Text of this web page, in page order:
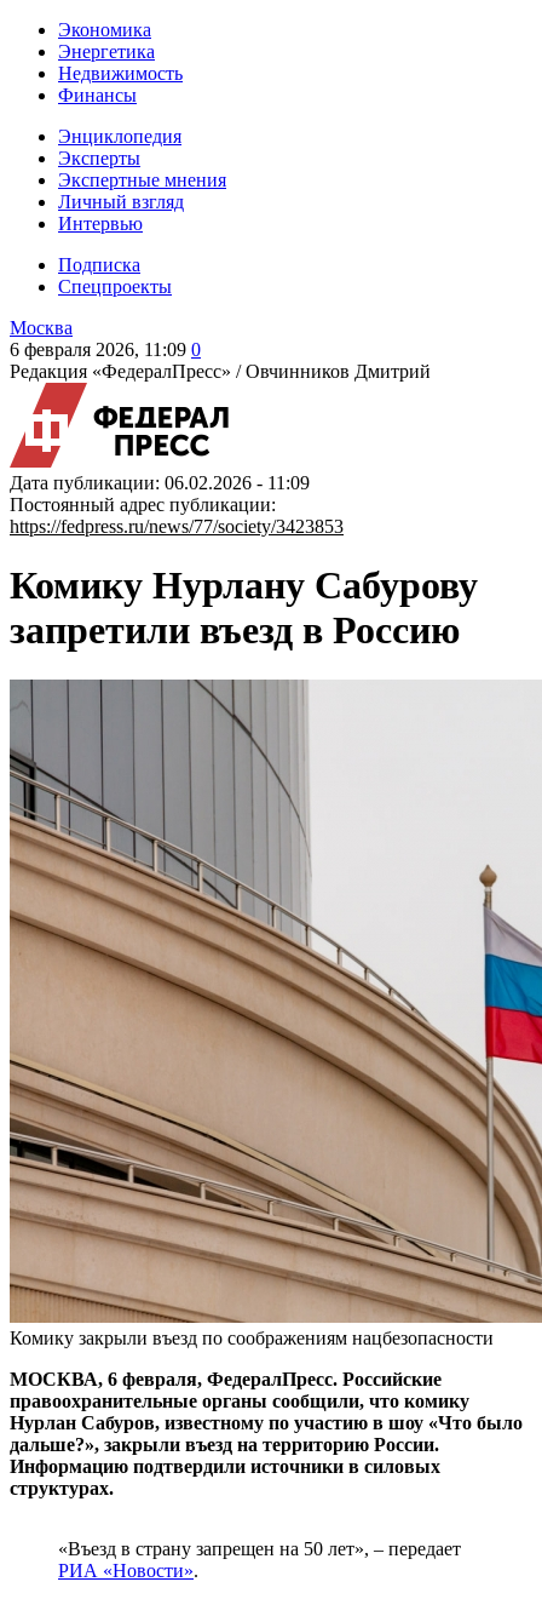
Экономика
Энергетика
Недвижимость
Финансы
Энциклопедия
Эксперты
Экспертные мнения
Личный взгляд
Интервью
Подписка
Спецпроекты
Москва
6 февраля 2026, 11:09 0
Редакция «ФедералПресс» /Овчинников Дмитрий
Дата публикации: 06.02.2026 - 11:09
Постоянный адрес публикации:
https://fedpress.ru/news/77/society/3423853
Комику Нурлану Сабурову
запретили въезд в Россию
Комику закрыли въезд по соображениям нацбезопасности
МОСКВА, 6 февраля, ФедералПресс. Российские
правоохранительные органы сообщили, что комику
Нурлан Сабуров, известному по участию в шоу «Что было
дальше?», закрыли въезд на территорию России.
Информацию подтвердили источники в силовых
структурах.
«Въезд в страну запрещен на 50 лет», – передает
РИА «Новости».